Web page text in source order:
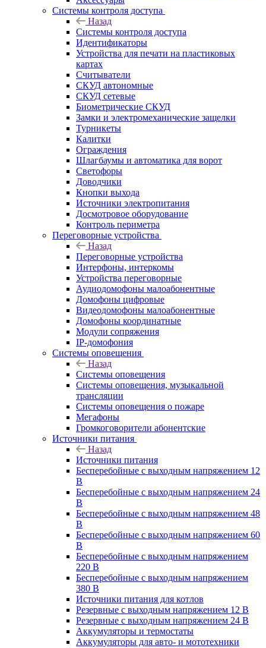
Системы контроля доступа
Назад
Системы контроля доступа
Идентификаторы
Устройства для печати на пластиковых
картах
Считыватели
СКУД автономные
СКУД сетевые
Биометрические СКУД
Замки и электромеханические защелки
Турникеты
Калитки
Ограждения
Шлагбаумы и автоматика для ворот
Светофоры
Доводчики
Кнопки выхода
Источники электропитания
Досмотровое оборудование
Контроль периметра
Переговорные устройства
Назад
Переговорные устройства
Интерфоны, интеркомы
Устройства переговорные
Аудиодомофоны малоабонентные
Домофоны цифровые
Видеодомофоны малоабонентные
Домофоны координатные
Модули сопряжения
IP-домофония
Системы оповещения
Назад
Системы оповещения
Системы оповещения, музыкальной
трансляции
Системы оповещения о пожаре
Мегафоны
Громкоговорители абонентские
Источники питания
Назад
Источники питания
Бесперебойные с выходным напряжением 12
В
Бесперебойные с выходным напряжением 24
В
Бесперебойные с выходным напряжением 48
В
Бесперебойные с выходным напряжением 60
В
Бесперебойные с выходным напряжением
220 В
Бесперебойные с выходным напряжением
380 В
Источники питания для котлов
Резервные с выходным напряжением 12 В
Резервные с выходным напряжением 24 В
Аккумуляторы и термостаты
Аккумуляторы для авто- и мототехники